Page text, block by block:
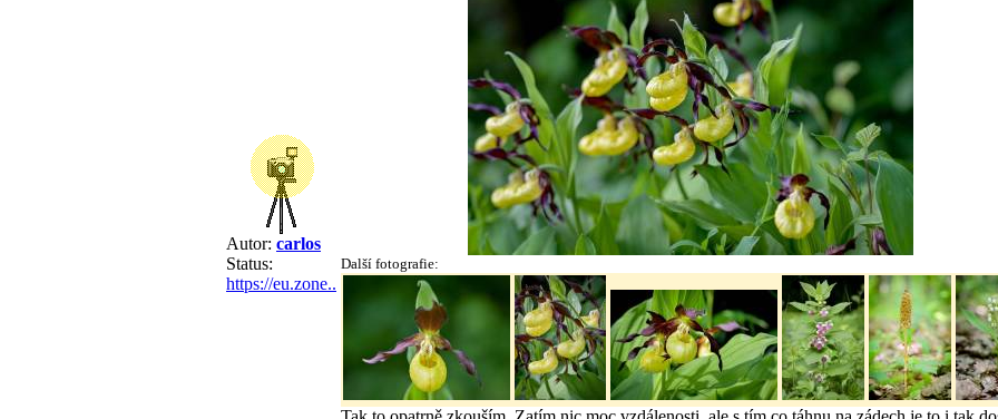
Autor: carlos
Status:
https://eu.zone..
Další fotografie: